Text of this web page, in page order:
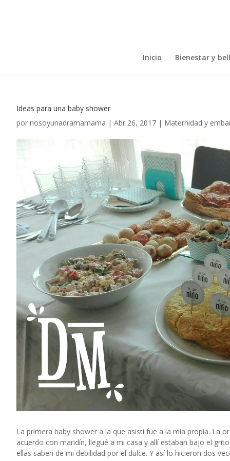
Inicio Bienestar y
Ideas para una baby shower
por nosoyunadramamama | Abr 26, 2017 | Maternidad y
La primera baby shower a la que asistí fue a la mía propia. La
acuerdo con maridín, llegué a mi casa y allí estaban bajo el
ellas saben de mi debilidad por el dulce. Y así lo hicieron dos